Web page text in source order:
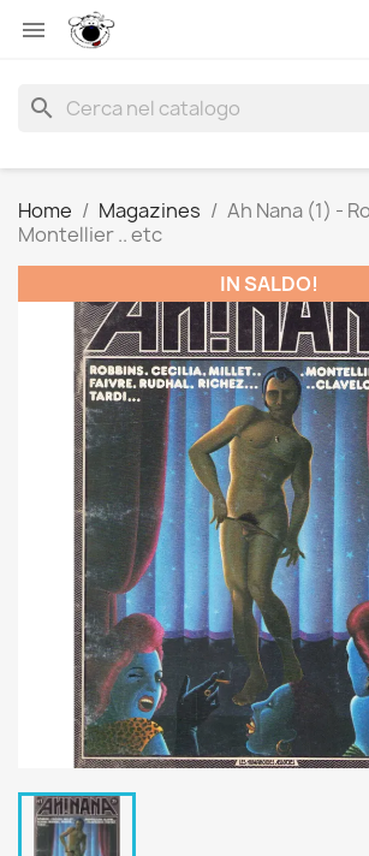

search
Home Magazines
Ah Nana (1) -
Montellier .. etc
IN SALDO!